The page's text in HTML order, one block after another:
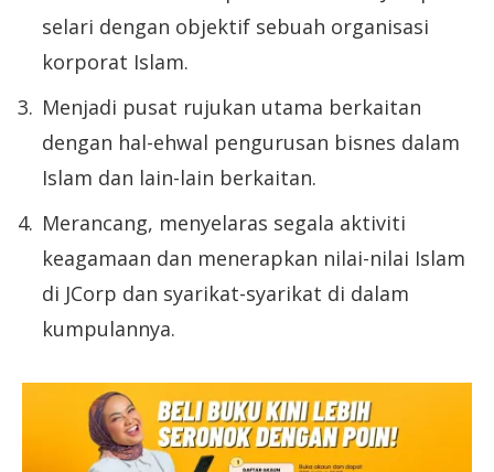
selari dengan objektif sebuah organisasi
korporat Islam.
Menjadi pusat rujukan utama berkaitan
dengan hal-ehwal pengurusan bisnes dalam
Islam dan lain-lain berkaitan.
Merancang, menyelaras segala aktiviti
keagamaan dan menerapkan nilai-nilai Islam
di JCorp dan syarikat-syarikat di dalam
kumpulannya.